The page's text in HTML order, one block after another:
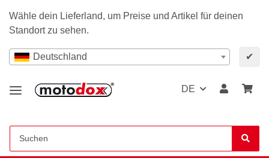
Wähle dein Lieferland, um Preise und Artikel für deinen
Standort zu sehen.
Deutschland ✔
DE